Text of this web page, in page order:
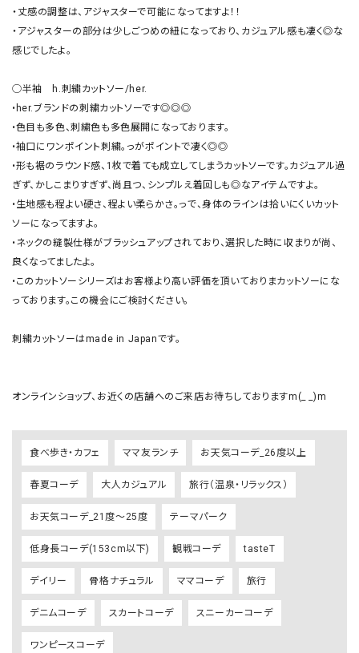
・丈感の調整は、アジャスターで可能になってますよ！！
・アジャスターの部分は少しごつめの紐になっており、カジュアル感も凄く◎な
感じでしたよ。
◯半袖　h.刺繍カットソー/her.
•her.ブランドの刺繍カットソーです◎◎◎
•色目も多色、刺繍色も多色展開になっております。
•袖口にワンポイント刺繍。っがポイントで凄く◎◎
•形も裾のラウンド感、1枚で着ても成立してしまうカットソーです。カジュアル過
ぎず、かしこまりすぎず、尚且つ、シンプルえ着回しも◎なアイテムですよ。
•生地感も程よい硬さ、程よい柔らかさ。っで、身体のラインは拾いにくいカット
ソーになってますよ。
•ネックの縫製仕様がブラッシュアップされており、選択した時に収まりが尚、
良くなってましたよ。
•このカットソーシリーズはお客様より高い評価を頂いておりまカットソーにな
っております。この機会にご検討ください。
刺繍カットソーはmade in Japanです。
オンラインショップ、お近くの店舗へのご来店お待ちしておりますm(_ _)m
食べ歩き・カフェ ママ友ランチ お天気コーデ_26度以上
春夏コーデ 大人カジュアル 旅行（温泉・リラックス）
お天気コーデ_21度～25度 テーマパーク
低身長コーデ(153cm以下) 観戦コーデ tasteT
デイリー 骨格ナチュラル ママコーデ 旅行
デニムコーデ スカートコーデ スニーカーコーデ
ワンピースコーデ